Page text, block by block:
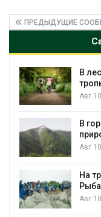
ПРЕДЫДУЩИЕ
В
Авг
В
Авг
На
Авг